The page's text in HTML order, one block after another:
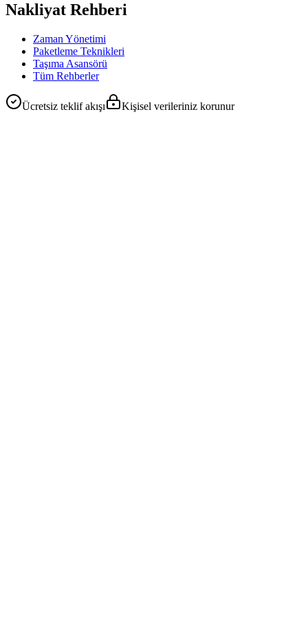
Nakliyat Rehberi
Zaman Yönetimi
Paketleme Teknikleri
Taşıma Asansörü
Tüm Rehberler
Ücretsiz teklif akışı Kişisel verileriniz korunur